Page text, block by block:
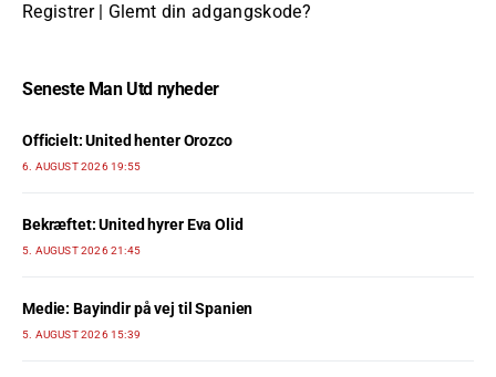
Registrer| Glemt din adgangskode?
Seneste Man Utd nyheder
Officielt: United henter Orozco
6. AUGUST 2026 19:55
Bekræftet: United hyrer Eva Olid
5. AUGUST 2026 21:45
Medie: Bayindir på vej til Spanien
5. AUGUST 2026 15:39